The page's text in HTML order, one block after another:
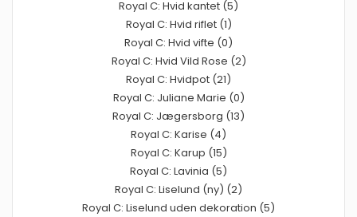
Royal C: Hvid kantet (5)
Royal C: Hvid riflet (1)
Royal C: Hvid vifte (0)
Royal C: Hvid Vild Rose (2)
Royal C: Hvidpot (21)
Royal C: Juliane Marie (0)
Royal C: Jægersborg (13)
Royal C: Karise (4)
Royal C: Karup (15)
Royal C: Lavinia (5)
Royal C: Liselund (ny) (2)
Royal C: Liselund uden dekoration (5)